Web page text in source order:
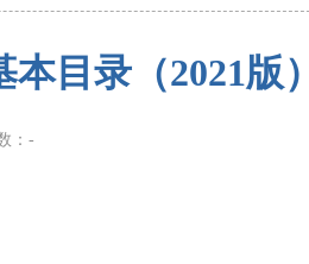
目录（2021版）
： -